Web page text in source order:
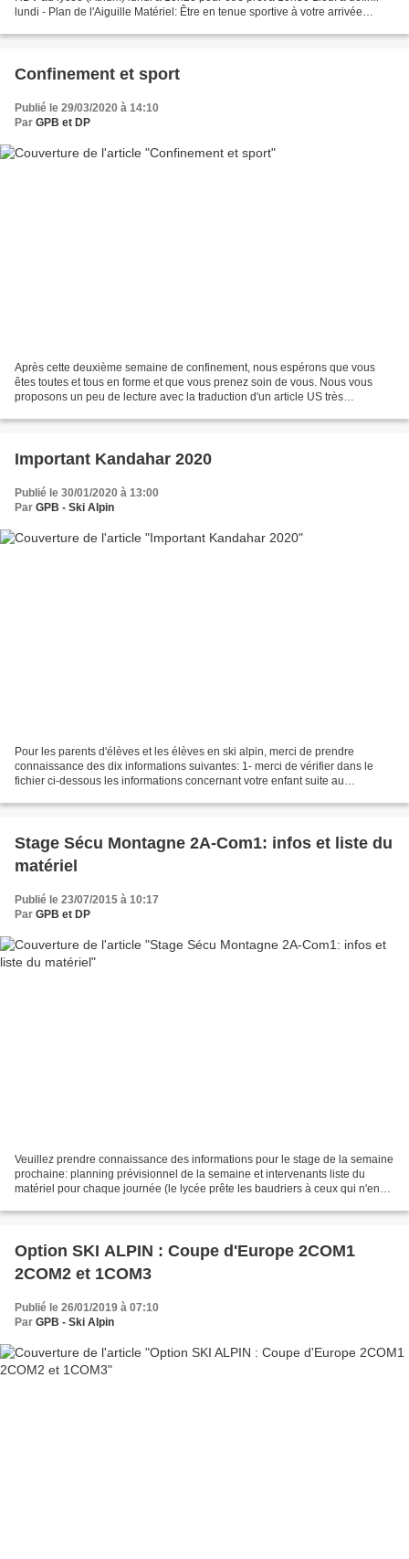
lundi - Plan de l'Aiguille Matériel: Être en tenue sportive à votre arrivée
Confinement et sport
Publié le 29/03/2020 à 14:10
Par GPB et DP
Après cette deuxième semaine de confinement, nous espérons que vous
êtes toutes et tous en forme et que vous prenez soin de vous. Nous vous
proposons un peu de lecture avec la traduction d'un article US très
Important Kandahar 2020
Publié le 30/01/2020 à 13:00
Par GPB - Ski Alpin
Pour les parents d'élèves et les élèves en ski alpin, merci de prendre
connaissance des dix informations suivantes: 1- merci de vérifier dans le
fichier ci-dessous les informations concernant votre enfant suite au
Stage Sécu Montagne 2A-Com1: infos et liste du
matériel
Publié le 23/07/2015 à 10:17
Par GPB et DP
Veuillez prendre connaissance des informations pour le stage de la semaine
prochaine: planning prévisionnel de la semaine et intervenants liste du
matériel pour chaque journée (le lycée prête les baudriers à ceux qui n'en
Option SKI ALPIN : Coupe d'Europe 2COM1
2COM2 et 1COM3
Publié le 26/01/2019 à 07:10
Par GPB - Ski Alpin